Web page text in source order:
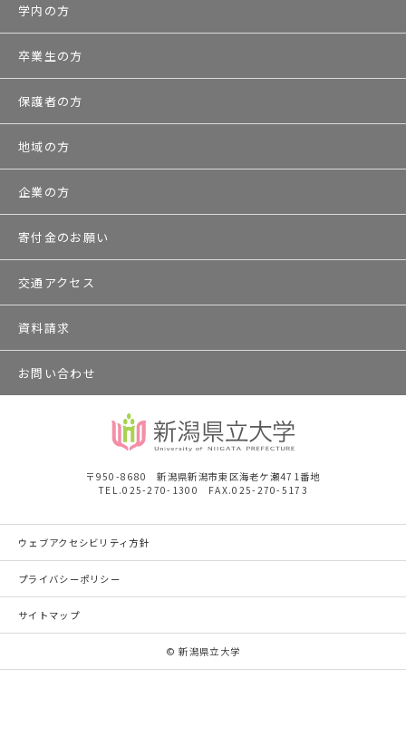
学内の方
卒業生の方
保護者の方
地域の方
企業の方
寄付金のお願い
交通アクセス
資料請求
お問い合わせ
〒950-8680 新潟県新潟市東区海老ケ瀬471番地
TEL.025-270-1300 FAX.025-270-5173
ウェブアクセシビリティ方針
プライバシーポリシー
サイトマップ
© 新潟県立大学